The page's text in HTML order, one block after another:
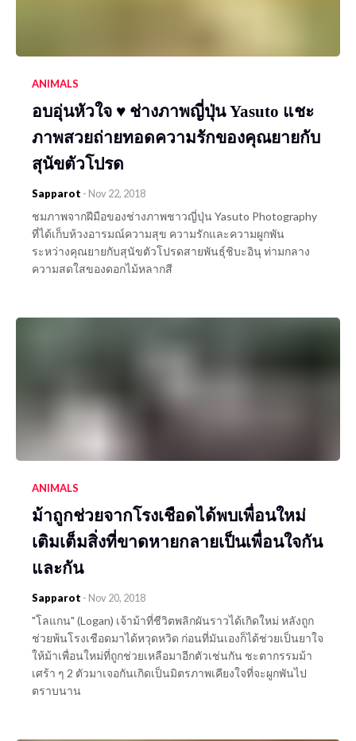
ANIMALS
อบอุ่นหัวใจ ♥ ช่างภาพญี่ปุ่น Yasuto แชะ
ภาพสวยถ่ายทอดความรักของคุณยายกับ
สุนัขตัวโปรด
Sapparot - Nov 22, 2018
ชมภาพจากฝีมือของช่างภาพชาวญี่ปุ่น Yasuto Photography
ที่ได้เก็บห้วงอารมณ์ความสุข ความรักและความผูกพัน
ระหว่างคุณยายกับสุนัขตัวโปรดสายพันธุ์ชิบะอินุ ท่ามกลาง
ความสดใสของดอกไม้หลากสี
ANIMALS
ม้าถูกช่วยจากโรงเชือดได้พบเพื่อนใหม่
เติมเต็มสิ่งที่ขาดหายกลายเป็นเพื่อนใจกัน
และกัน
Sapparot - Nov 20, 2018
"โลแกน" (Logan) เจ้าม้าที่ชีวิตพลิกผันราวได้เกิดใหม่ หลังถูก
ช่วยพ้นโรงเชือดมาได้หวุดหวิด ก่อนที่มันเองก็ได้ช่วยเป็นยาใจ
ให้ม้าเพื่อนใหม่ที่ถูกช่วยเหลือมาอีกตัวเช่นกัน ชะตากรรมม้า
เศร้า ๆ 2 ตัวมาเจอกันเกิดเป็นมิตรภาพเคียงใจที่จะผูกพันไป
ตราบนาน